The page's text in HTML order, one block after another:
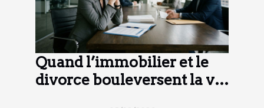
Quand l’immobilier et le
divorce bouleversent la vie